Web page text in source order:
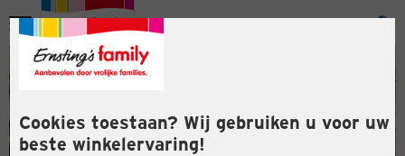
Cookies toestaan? Wij gebruiken u voor uw
beste winkelervaring!
Menu